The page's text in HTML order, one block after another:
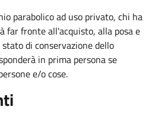
parabolico ad uso privato, chi ha
far fronte all'acquisto, alla posa e
di conservazione dello
in prima persona se
e/o cose.